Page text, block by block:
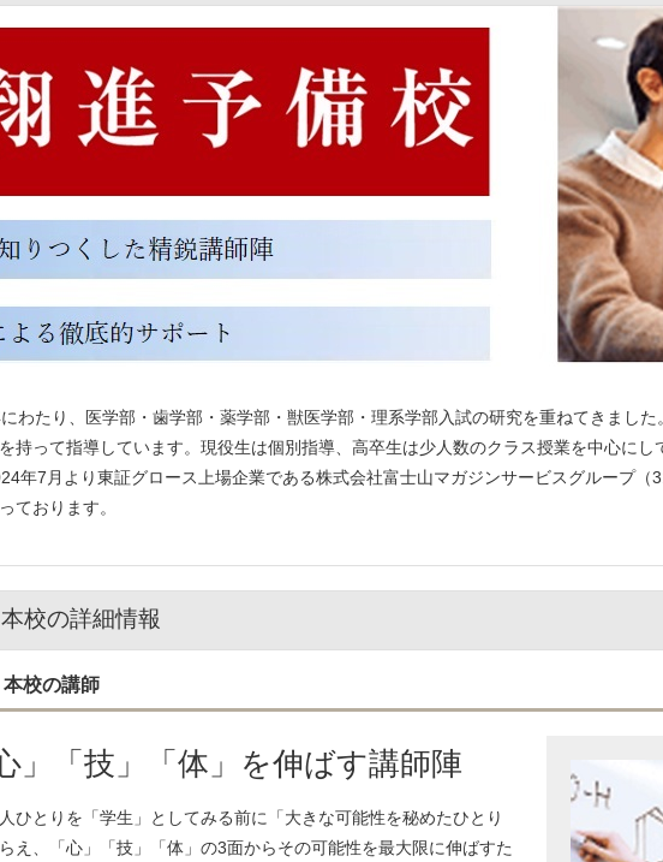
わたり、医学部・歯学部・薬学部・獣医学部・理系学部入試の研究を重ねてきまし
持って指導しています。現役生は個別指導、高卒生は少人数のクラス授業を中心に
年7月より東証グロース上場企業である株式会社富士山マガジンサービスグループ
ております。
校の詳細情報
校の講師
」「技」「体」を伸ばす講師陣
ひとりを「学生」としてみる前に「大きな可能性を秘めたひとり
え、「心」「技」「体」の3面からその可能性を最大限に伸ばすた